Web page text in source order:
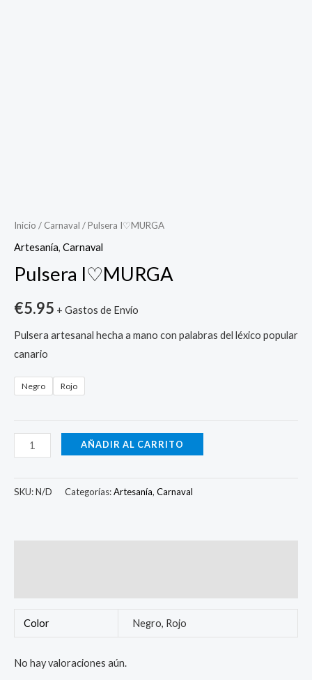
Inicio / Carnaval / Pulsera I♡MURGA
Artesanía, Carnaval
Pulsera I♡MURGA
€5.95 + Gastos de Envío
Pulsera artesanal hecha a mano con palabras del léxico popular
canario
Negro Rojo
AÑADIR AL CARRITO
SKU:N/D Categorías:Artesanía, Carnaval
Color Negro, Rojo
No hay valoraciones aún.